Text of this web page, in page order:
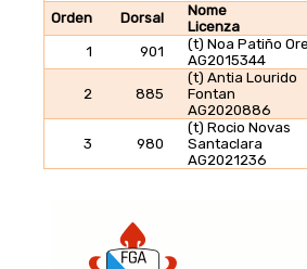
Orden Dorsal
Nome
Licenza
1 901
(t) Noa Patiño
AG2015344
2 885
(t) Antia Lourido
Fontan
AG2020886
3 980
(t) Rocio Novas
Santaclara
AG2021236